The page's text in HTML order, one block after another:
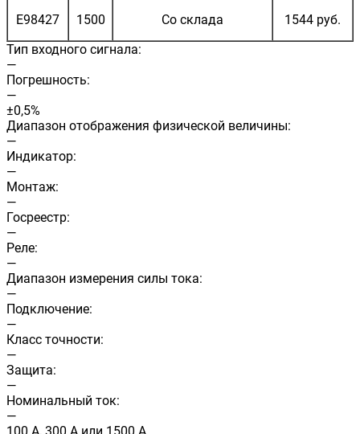
E98427 1500 Со склада
1544 руб.
Тип входного сигнала:
—
Погрешность:
—
±0,5%
Диапазон отображения физической величины:
—
Индикатор:
—
Монтаж:
—
Госреестр:
—
Реле:
—
Диапазон измерения силы тока:
—
Подключение:
—
Класс точности:
—
Защита:
—
Номинальный ток:
—
100 А, 300 А или 1500 А